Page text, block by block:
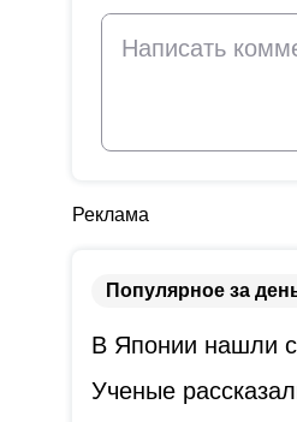
Реклама
Популярное за
В Японии нашли
Ученые